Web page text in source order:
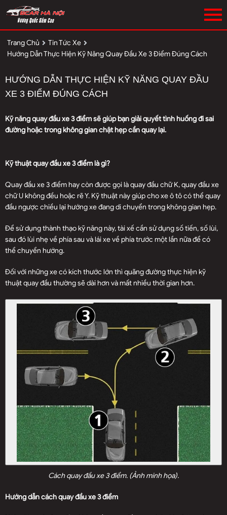
Trang Chủ
Tin Tức Xe
Hướng Dẫn Thực Hiện Kỹ Năng Quay Đầu Xe 3 Điểm Đúng Cách
HƯỚNG DẪN THỰC HIỆN KỸ NĂNG QUAY ĐẦU
XE 3 ĐIỂM ĐÚNG CÁCH
Kỹ năng quay đầu xe 3 điểm sẽ giúp bạn giải quyết tình huống đi sai
đường hoặc trong không gian chật hẹp cần quay lại.
Kỹ thuật quay đầu xe 3 điểm là gì?
Quay đầu xe 3 điểm hay còn được gọi là quay đầu chữ K, quay đầu xe
chữ U không đều hoặc rẽ Y. Kỹ thuật này giúp cho xe ô tô có thể quay
đầu ngược chiều lại hướng xe đang di chuyển trong không gian hẹp.
Để sử dụng thành thạo kỹ năng này, tài xế cần sử dụng số tiến, số lùi,
sau đó lùi nhẹ về phía sau và lái xe về phía trước một lần nữa để có
thể chuyển hướng.
Đối với những xe có kích thước lớn thì quãng đường thực hiện kỹ
thuật quay đầu thường sẽ dài hơn và mất nhiều thời gian hơn.
Cách quay đầu xe 3 điểm. (Ảnh minh họa).
Hướng dẫn cách quay đầu xe 3 điểm